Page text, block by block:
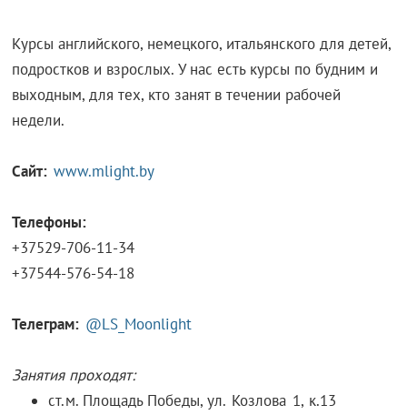
Курсы английского, немецкого, итальянского для детей,
подростков и взрослых. У нас есть курсы по будним и
выходным, для тех, кто занят в течении рабочей
недели.
Сайт: www.mlight.by
Телефоны:
+37529-706-11-34
+37544-576-54-18
Телеграм: @LS_Moonlight
Занятия проходят:
ст.м. Площадь Победы,ул. Козлова 1, к.13